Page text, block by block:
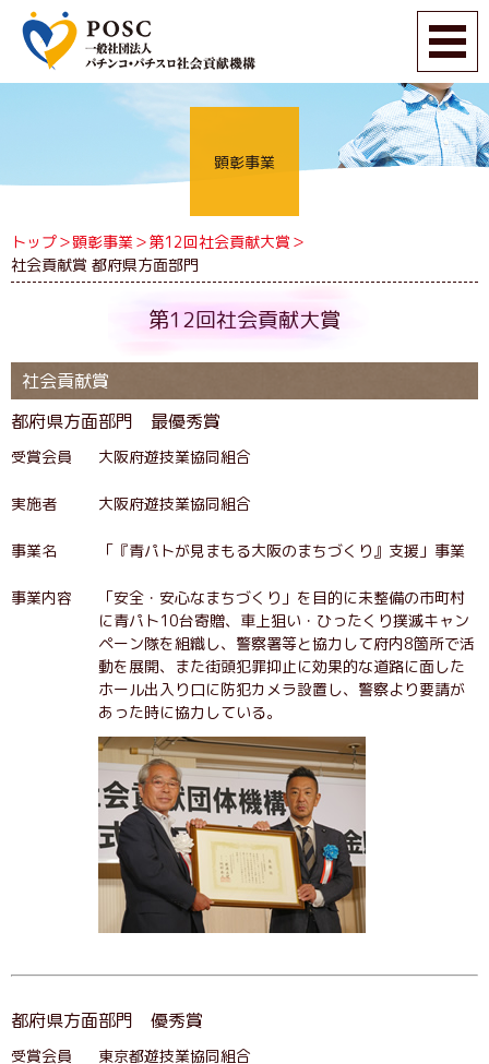
顕彰事業
トップ＞顕彰事業 ＞第12回社会貢献大賞 ＞
社会貢献賞 都府県方面部門
第12回社会貢献大賞
社会貢献賞
都府県方面部門 最優秀賞
受賞会員 大阪府遊技業協同組合
実施者 大阪府遊技業協同組合
事業名 「『青パトが見まもる大阪のまちづくり』支援」事業
事業内容
「安全・安心なまちづくり」を目的に未整備の市町村
に青パト10台寄贈、車上狙い・ひったくり撲滅キャン
ペーン隊を組織し、警察署等と協力して府内8箇所で活
動を展開、また街頭犯罪抑止に効果的な道路に面した
ホール出入り口に防犯カメラ設置し、警察より要請が
あった時に協力している。
都府県方面部門 優秀賞
受賞会員 東京都遊技業協同組合